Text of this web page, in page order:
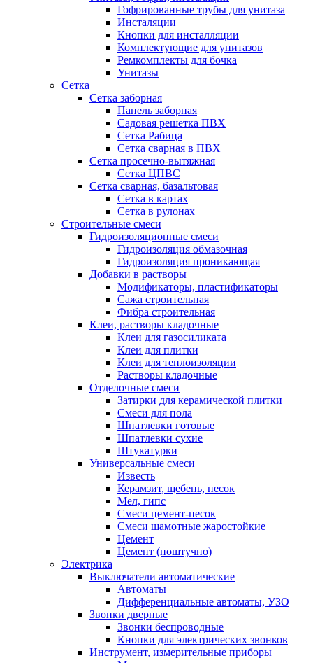
Гофрированные трубы для унитаза
Инсталяции
Кнопки для инсталляции
Комплектующие для унитазов
Ремкомплекты для бочка
Унитазы
Сетка
Сетка заборная
Панель заборная
Садовая решетка ПВХ
Сетка Рабица
Сетка сварная в ПВХ
Сетка просечно-вытяжная
Сетка ЦПВС
Сетка сварная, базальтовая
Сетка в картах
Сетка в рулонах
Строительные смеси
Гидроизоляционные смеси
Гидроизоляция обмазочная
Гидроизоляция проникающая
Добавки в растворы
Модификаторы, пластификаторы
Сажа строительная
Фибра строительная
Клеи, растворы кладочные
Клеи для газосиликата
Клеи для плитки
Клеи для теплоизоляции
Растворы кладочные
Отделочные смеси
Затирки для керамической плитки
Смеси для пола
Шпатлевки готовые
Шпатлевки сухие
Штукатурки
Универсальные смеси
Известь
Керамзит, щебень, песок
Мел, гипс
Смеси цемент-песок
Смеси шамотные жаростойкие
Цемент
Цемент (поштучно)
Электрика
Выключатели автоматические
Автоматы
Дифференциальные автоматы, УЗО
Звонки дверные
Звонки беспроводные
Кнопки для электрических звонков
Инструмент, измерительные приборы